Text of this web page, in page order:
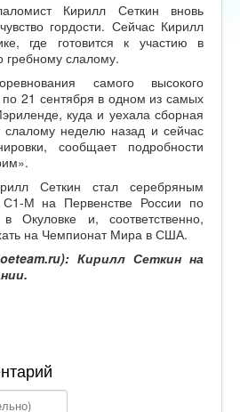
Кирилл Сеткин вновь
гордости. Сейчас Кирилл
где готовится к участию в
слалому.
самого высокого
21 сентября в одном из самых
куда и уехала сборная
слалому неделю назад и сейчас
сообщает подробности
Сеткин стал серебряным
С1-М на Первенстве России по
Окуловке и, соответственно,
на Чемпионат Мира в США.
Кирилл Сеткин на